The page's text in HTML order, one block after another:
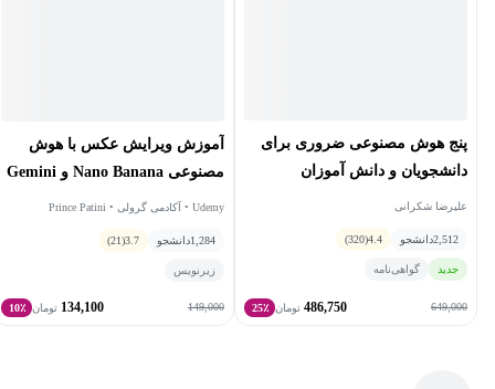
پنج هوش مصنوعی ضروری برای
دانشجویان و دانش آموزان
علیرضا شکرانی
2,512دانشجو 4.4
(320)
جدید گواهی‌نامه
649,000
486,750 تومان 25٪
آموزش ویرایش عکس با هوش
مصنوعی Nano Banana و Gemini
2.5 Flash
Udemy • آکادمی گرولی • Prince Patini
1,284دانشجو 3.7
(21)
زیرنویس
149,000
134,100 تومان 10٪